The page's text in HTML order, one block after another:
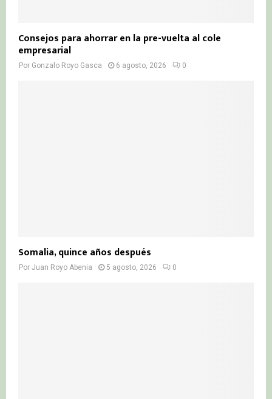
Consejos para ahorrar en la pre-vuelta al cole
empresarial
Por Gonzalo Royo Gasca 6 agosto, 2026 0
Somalia, quince años después
Por Juan Royo Abenia 5 agosto, 2026 0